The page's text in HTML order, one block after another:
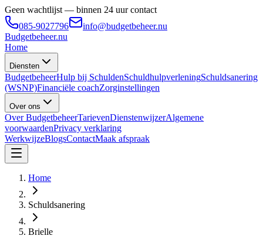
Geen wachtlijst — binnen 24 uur contact
085-9027796
info@budgetbeheer.nu
Budgetbeheer.nu
Home
Diensten
BudgetbeheerHulp bij SchuldenSchuldhulpverleningSchuldsanering
(WSNP)Financiële coachZorginstellingen
Over ons
Over BudgetbeheerTarievenDienstenwijzerAlgemene
voorwaardenPrivacy verklaring
WerkwijzeBlogsContactMaak afspraak
Home
Schuldsanering
Brielle